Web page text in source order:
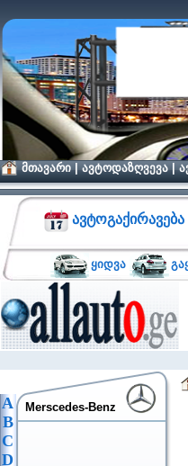
მთავარი|ავტოდაზღვევა|
ავტოგაქირავება
ყიდვა
A
B
C
D
Merscedes-Benz